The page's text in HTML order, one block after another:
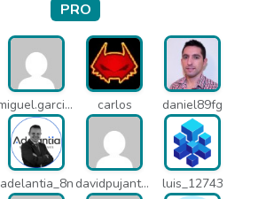
PRO
miguel.garcia_l25 carlos daniel89fg
adelantia_8n davidpujantelopez_mrf luis_12743